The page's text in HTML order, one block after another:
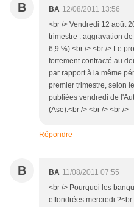
B BA 12/08/2011 13:56
<br /> Vendredi 12 août
trimestre : aggravation
6,9 %).<br /> <br /> Le
fortement contracté au
par rapport à la même
premier trimestre, selon
publiées vendredi de
(Ase).<br /> <br /> <br />
Répondre
B BA 11/08/2011 07:55
<br /> Pourquoi les
effondrées mercredi